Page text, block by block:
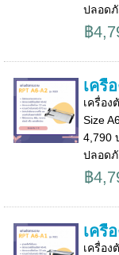
ปลอดภั
฿
เครื่
เครื่อง
Size
4,790
ปลอดภั
฿
เครื่
เครื่อง